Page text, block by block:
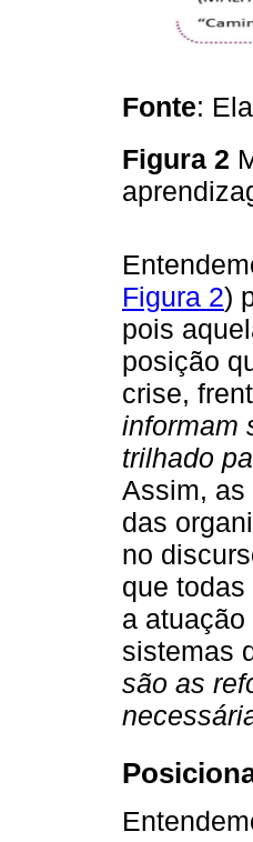
Fonte:
Figura 2
Figura 2)
pois
posição
crise,
informam
trilhado
Assim, as
das
no
que
a atuação
sistemas
são as